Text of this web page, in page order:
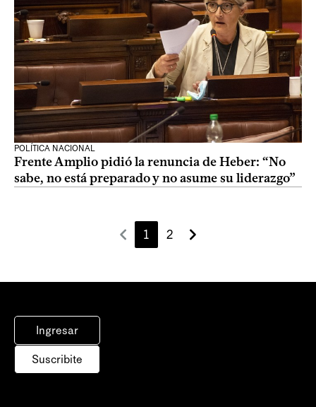
POLÍTICA NACIONAL
Frente Amplio pidió la renuncia de Heber: “No
sabe, no está preparado y no asume su liderazgo”
1 2
Ingresar
Suscribite